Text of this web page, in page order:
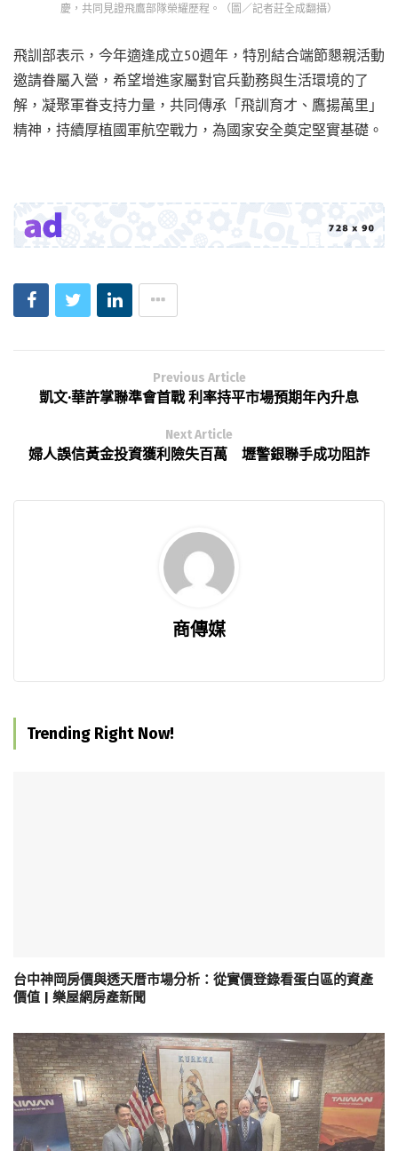
慶，共同見證飛鷹部隊榮耀歷程。（圖／記者莊全成翻攝）
飛訓部表示，今年適逢成立50週年，特別結合端節懇親活動
邀請眷屬入營，希望增進家屬對官兵勤務與生活環境的了
解，凝聚軍眷支持力量，共同傳承「飛訓育才、鷹揚萬里」
精神，持續厚植國軍航空戰力，為國家安全奠定堅實基礎。
Previous Article
凱文·華許掌聯準會首戰 利率持平市場預期年內升息
Next Article
婦人誤信黃金投資獲利險失百萬 壢警銀聯手成功阻詐
商傳媒
Trending Right Now!
台中神岡房價與透天厝市場分析：從實價登錄看蛋白區的資產
價值 | 樂屋網房產新聞